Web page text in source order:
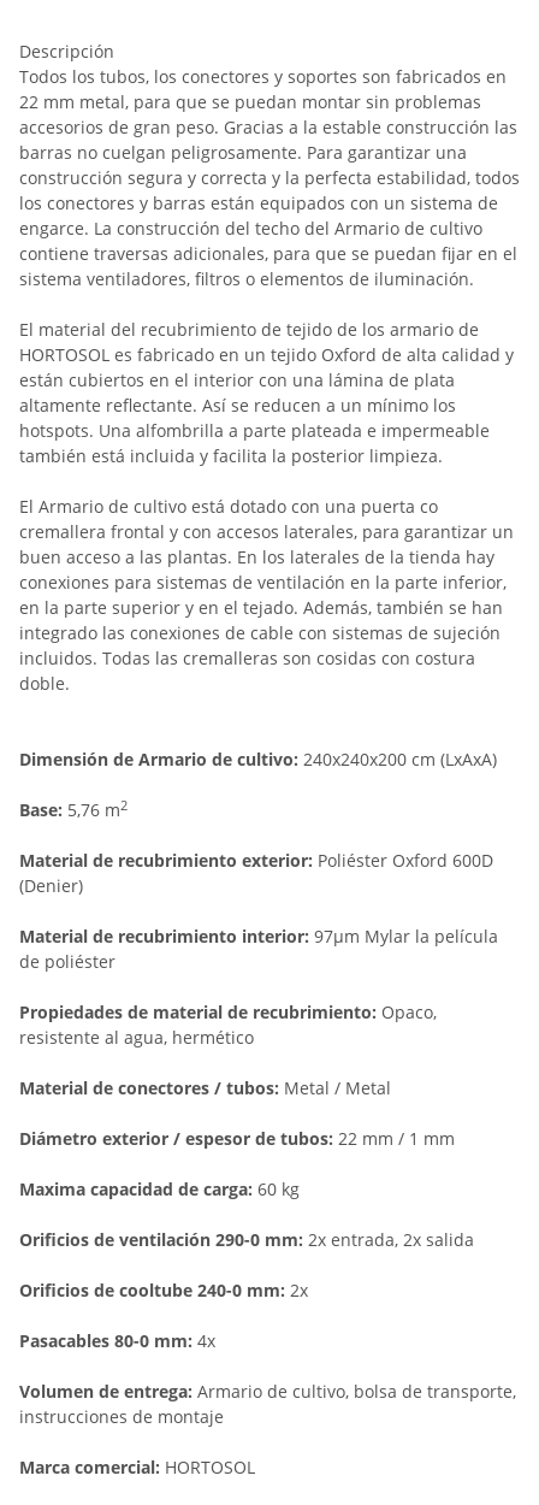
Descripción
Todos los tubos, los conectores y soportes son fabricados en
22 mm metal, para que se puedan montar sin problemas
accesorios de gran peso. Gracias a la estable construcción las
barras no cuelgan peligrosamente. Para garantizar una
construcción segura y correcta y la perfecta estabilidad, todos
los conectores y barras están equipados con un sistema de
engarce. La construcción del techo del Armario de cultivo
contiene traversas adicionales, para que se puedan fijar en el
sistema ventiladores, filtros o elementos de iluminación.
El material del recubrimiento de tejido de los armario de
HORTOSOL es fabricado en un tejido Oxford de alta calidad y
están cubiertos en el interior con una lámina de plata
altamente reflectante. Así se reducen a un mínimo los
hotspots. Una alfombrilla a parte plateada e impermeable
también está incluida y facilita la posterior limpieza.
El Armario de cultivo está dotado con una puerta co
cremallera frontal y con accesos laterales, para garantizar un
buen acceso a las plantas. En los laterales de la tienda hay
conexiones para sistemas de ventilación en la parte inferior,
en la parte superior y en el tejado. Además, también se han
integrado las conexiones de cable con sistemas de sujeción
incluidos. Todas las cremalleras son cosidas con costura
doble.
Dimensión de Armario de cultivo: 240x240x200 cm (LxAxA)
Base: 5,76 m2
Material de recubrimiento exterior: Poliéster Oxford 600D
(Denier)
Material de recubrimiento interior: 97µm Mylar la película
de poliéster
Propiedades de material de recubrimiento: Opaco,
resistente al agua, hermético
Material de conectores / tubos: Metal / Metal
Diámetro exterior / espesor de tubos: 22 mm / 1 mm
Maxima capacidad de carga: 60 kg
Orificios de ventilación 290-0 mm: 2x entrada, 2x salida
Orificios de cooltube 240-0 mm: 2x
Pasacables 80-0 mm: 4x
Volumen de entrega: Armario de cultivo, bolsa de transporte,
instrucciones de montaje
Marca comercial: HORTOSOL